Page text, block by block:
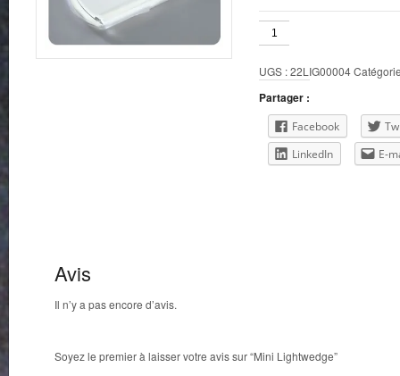
quantité
de
Lightwedge
UGS :22LIG00004
Partager :
Facebook
LinkedIn
E-
Avis
Il n’y a pas encore d’avis.
Soyez le premier à laisser votre avis sur “Mini Lightwedge”